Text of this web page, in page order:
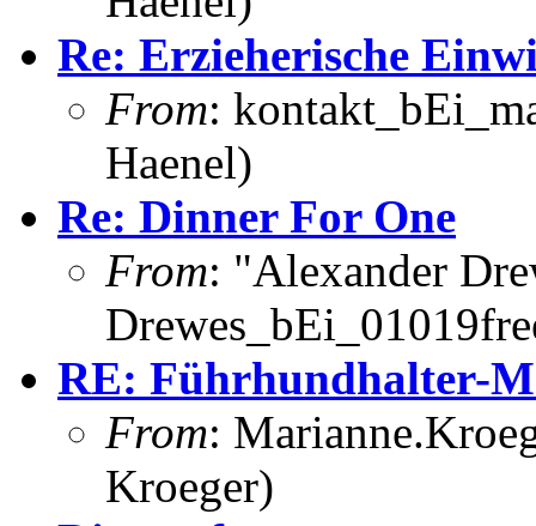
Re: Erzieherische
From:
Haenel)
Re: Dinner For One
From: "Alexander
RE: Führhundhalter-
From:
Kroeger)